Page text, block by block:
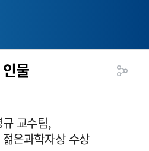
인물
교수팀,
은과학자상 수상​